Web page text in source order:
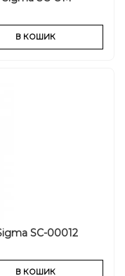
В КОШИК
SC-00012
В КОШИК